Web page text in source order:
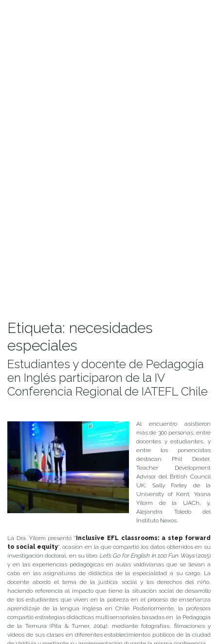
Etiqueta: necesidades
especiales
Estudiantes y docente de Pedagogía
en Inglés participaron de la IV
Conferencia Regional de IATEFL Chile
Al encuentro asistieron
más de 300 personas, entre
docentes y estudiantes, y
entre los ponencistas
destacan Phil Dexter,
Teacher Development
Advisor del British Council
UK; Sally Farley de la
University of Kent; Yasna
Yilorm de la UACh, y,
Alejandra Toledo del
Instituto Nexos.
La Dra. Yilorm presentó “ Inclusive EFL classrooms: a step forward
to social equity”, ocasión en la que compartió los datos obtenidos en su
investigación doctoral, en su libro Let’s Go for English in 100 Fun Ways(2015)
y en las experiencias pedagógicas en aulas valdivianas que se llevan a
cabo en las asignaturas de didáctica de la especialidad a su cargo. La
docente abordó el tema de la justicia social y los derechos del niño,
haciendo referencia al impacto que tiene la situación social de desarrollo
de los estudiantes que viven en la pobreza en el proceso de enseñanza
aprendizaje de la lengua inglesa en Chile. Posteriormente, la profesora
compartió estrategias didácticas multisensoriales basadas en la Pedagogía
de la Ternura (Pita & Turner, 2004), mediante fotografías, filmaciones y
videos de sus clases en diferentes establecimientos públicos de la ciudad